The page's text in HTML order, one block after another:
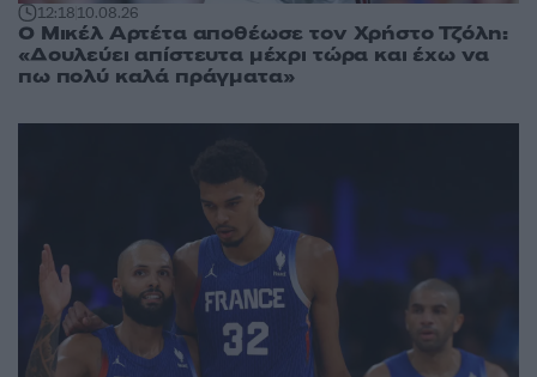
12:1810.08.26
Ο Μικέλ Αρτέτα αποθέωσε τον Χρήστο Τζόλη:
«Δουλεύει απίστευτα μέχρι τώρα και έχω να
πω πολύ καλά πράγματα»